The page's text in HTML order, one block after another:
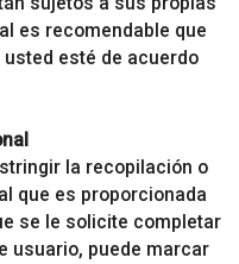
es recomendable que
esté de acuerdo
la recopilación o
que es proporcionada
se le solicite completar
usuario, puede marcar